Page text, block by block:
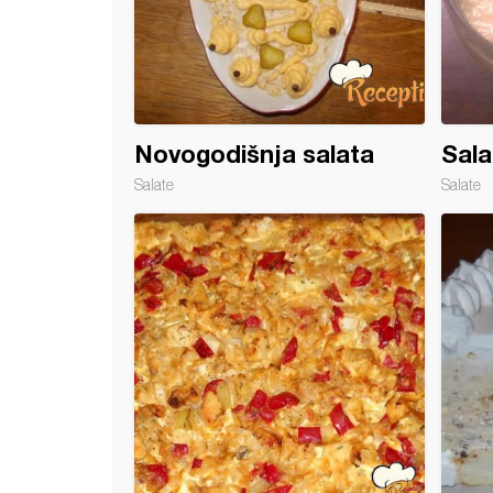
Novogodišnja salata
Salate Salate